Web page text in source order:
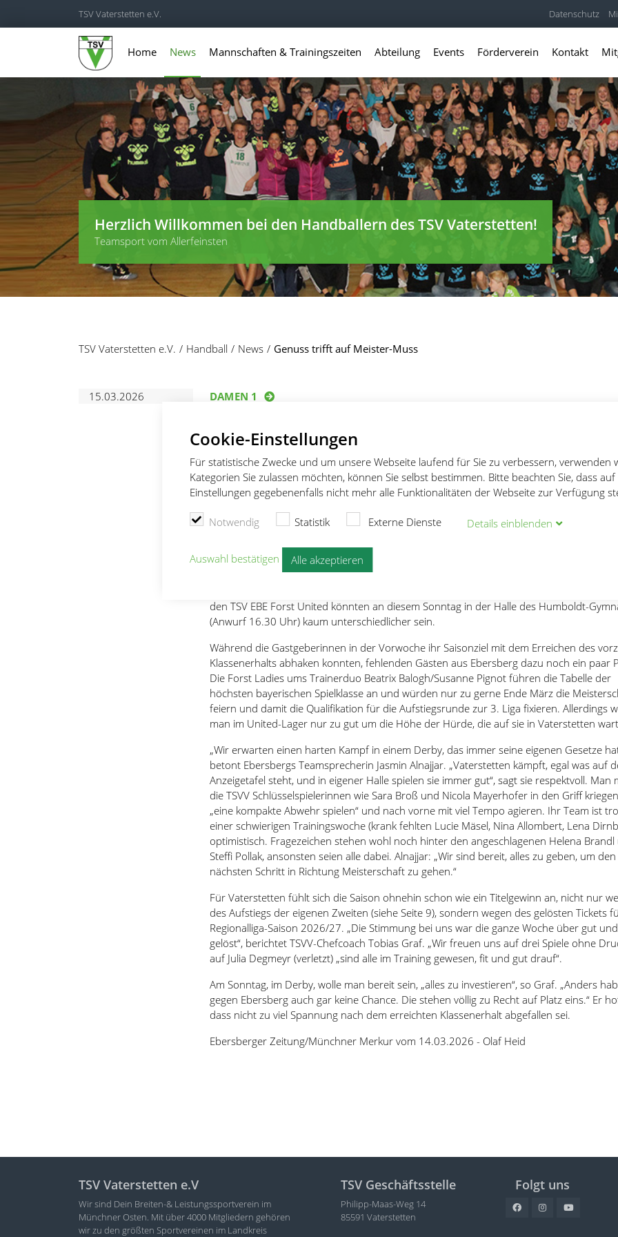
Cookie-Einstellungen
Für statistische Zwecke und um unsere Webseite laufend für Sie zu verbessern, verwenden
Kategorien Sie zulassen möchten, können Sie selbst bestimmen. Bitte beachten Sie, dass
Einstellungen gegebenenfalls nicht mehr alle Funktionalitäten der Webseite zur Verfügung
Notwendig Statistik Externe Dienste Details einblenden
Auswahl bestätigen Alle akzeptieren
TSV Vaterstetten e.V. Datenschutz
Home News Mannschaften & Trainingszeiten Abteilung Events Förderverein Kontakt
Herzlich Willkommen bei den Handballern des TSV Vaterstetten!
Teamsport vom Allerfeinsten
TSV Vaterstetten e.V. Handball News Genuss trifft auf Meister-Muss
15.03.2026 DAMEN 1
Genuss trifft auf Meister-Muss
vonJohanna Stumpf
HANDBALL – REGIONALLIGA Gesichertes
Vaterstettener Frauenteam empfängt
Spitzenreiter Forst United
Vaterstetten – Auf der einen Seite ein bisschen Druck, auf der anderen purer Genuss. Die
den TSV EBE Forst United könnten an diesem Sonntag in der Halle des Humboldt-
(Anwurf 16.30 Uhr) kaum unterschiedlicher sein.
Während die Gastgeberinnen in der Vorwoche ihr Saisonziel mit dem Erreichen des
Klassenerhalts abhaken konnten, fehlenden Gästen aus Ebersberg dazu noch ein paar
Die Forst Ladies ums Trainerduo Beatrix Balogh/Susanne Pignot führen die Tabelle der
höchsten bayerischen Spielklasse an und würden nur zu gerne Ende März die
feiern und damit die Qualifikation für die Aufstiegsrunde zur 3. Liga fixieren. Allerdings
man im United-Lager nur zu gut um die Höhe der Hürde, die auf sie in Vaterstetten
„Wir erwarten einen harten Kampf in einem Derby, das immer seine eigenen Gesetze
betont Ebersbergs Teamsprecherin Jasmin Alnajjar. „Vaterstetten kämpft, egal was auf
Anzeigetafel steht, und in eigener Halle spielen sie immer gut“, sagt sie respektvoll. Man
die TSVV Schlüsselspielerinnen wie Sara Broß und Nicola Mayerhofer in den Griff
„eine kompakte Abwehr spielen“ und nach vorne mit viel Tempo agieren. Ihr Team ist
einer schwierigen Trainingswoche (krank fehlten Lucie Mäsel, Nina Allombert, Lena
optimistisch. Fragezeichen stehen wohl noch hinter den angeschlagenen Helena Brandl
Steffi Pollak, ansonsten seien alle dabei. Alnajjar: „Wir sind bereit, alles zu geben, um den
nächsten Schritt in Richtung Meisterschaft zu gehen.“
Für Vaterstetten fühlt sich die Saison ohnehin schon wie ein Titelgewinn an, nicht nur
des Aufstiegs der eigenen Zweiten (siehe Seite 9), sondern wegen des gelösten Tickets
Regionalliga-Saison 2026/27. „Die Stimmung bei uns war die ganze Woche über gut und
gelöst“, berichtet TSVV-Chefcoach Tobias Graf. „Wir freuen uns auf drei Spiele ohne
auf Julia Degmeyr (verletzt) „sind alle im Training gewesen, fit und gut drauf“.
Am Sonntag, im Derby, wolle man bereit sein, „alles zu investieren“, so Graf. „Anders
gegen Ebersberg auch gar keine Chance. Die stehen völlig zu Recht auf Platz eins.“ Er
dass nicht zu viel Spannung nach dem erreichten Klassenerhalt abgefallen sei.
Ebersberger Zeitung/Münchner Merkur vom 14.03.2026 - Olaf Heid
TSV Vaterstetten e.V
Wir sind Dein Breiten-& Leistungssportverein im
Münchner Osten. Mit über 4000 Mitgliedern gehören
wir zu den größten Sportvereinen im Landkreis
TSV Geschäftsstelle
Philipp-Maas-Weg 14
85591 Vaterstetten
Folgt uns